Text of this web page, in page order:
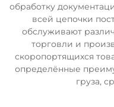
обработку
всей цепочки
обслуживают
торговли и
скоропортящихся
определённые
груза,